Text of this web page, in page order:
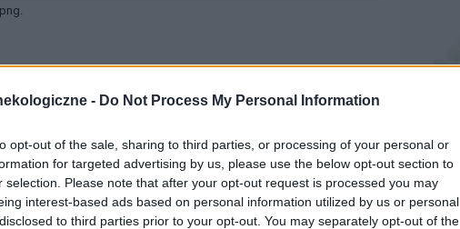
- Do Not Process My Personal Information
opt-out of the sale, sharing to third parties, or processing of your personal or
for targeted advertising by us, please use the below opt-out section to
selection. Please note that after your opt-out request is processed you may
interest-based ads based on personal information utilized by us or personal
to third parties prior to your opt-out. You may separately opt-out of the
WYŚLIJ